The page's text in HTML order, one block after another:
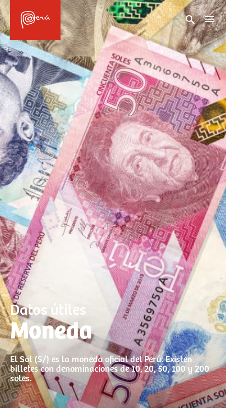
Datos útiles
Moneda
El Sol (S/) es la moneda oficial del Perú. Existen
billetes con denominaciones de 10, 20, 50, 100 y 200
soles.